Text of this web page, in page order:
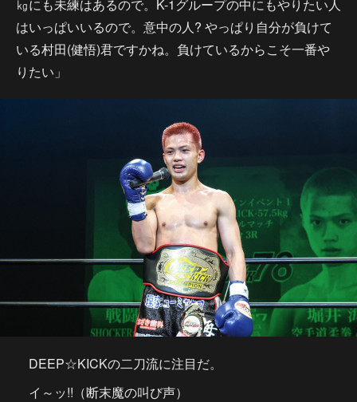
㎏にも未練はあるので。K-1グループの中にもやりたい人
はいっぱいいるので。意中の人? やっぱり自分が負けて
いる村田(健悟)君ですかね。負けているからこそ一番や
りたい」
DEEP☆KICKの二刀流に注目だ。
イ～ッ!!（断末魔の叫び声）